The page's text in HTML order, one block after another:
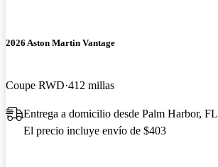
2026 Aston Martin Vantage
Coupe RWD 412 millas
Entrega a domicilio desde Palm Harbor, FL
El precio incluye envío de $403